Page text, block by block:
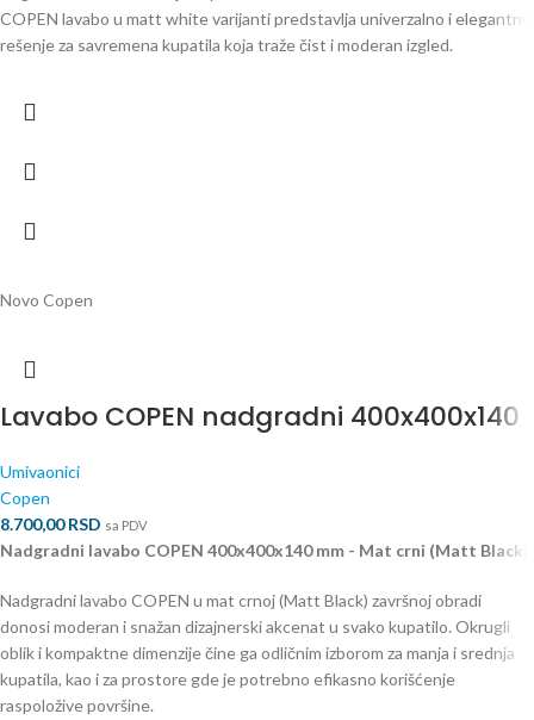
COPEN lavabo u matt white varijanti predstavlja univerzalno i elegantno
rešenje za savremena kupatila koja traže čist i moderan izgled.
Novo Copen
Lavabo COPEN nadgradni 400x400x140
Umivaonici
Copen
8.700,00RSD sa PDV
Nadgradni lavabo COPEN 400x400x140 mm - Mat crni (Matt Black)
Nadgradni lavabo COPEN u mat crnoj (Matt Black) završnoj obradi
donosi moderan i snažan dizajnerski akcenat u svako kupatilo. Okrugli
oblik i kompaktne dimenzije čine ga odličnim izborom za manja i srednja
kupatila, kao i za prostore gde je potrebno efikasno korišćenje
raspoložive površine.